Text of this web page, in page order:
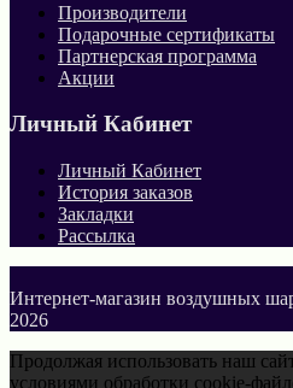
Производители
Подарочные сертификаты
Партнерская программа
Акции
Личный Кабинет
Личный Кабинет
История заказов
Закладки
Рассылка
Интернет-магазин воздушных
2026
Продолжая использовать наш
условиями обработки cookie-